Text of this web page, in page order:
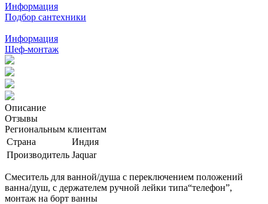
Информация
Подбор сантехники
Информация
Шеф-монтаж
Описание
Отзывы
Региональным клиентам
Страна
Индия
Производитель Jaquar
Смеситель для ванной/душа с переключением положений
ванна/душ, с держателем ручной лейки типа“телефон”,
монтаж на борт ванны